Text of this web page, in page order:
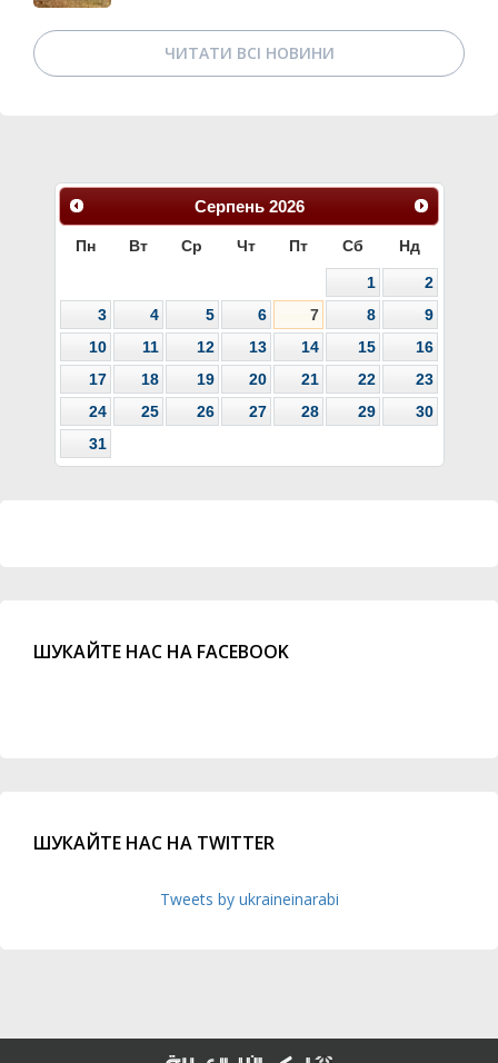
ЧИТАТИ ВСІ НОВИНИ
Серпень 2026
Пн Вт Ср Чт Пт Сб Нд
1
2
3
4 5 6 7 8
9
10
11 12 13 14 15
16
17
18 19 20 21 22
23
24
25 26 27 28 29
30
31
ШУКАЙТЕ НАС НА FACEBOOK
ШУКАЙТЕ НАС НА TWITTER
Tweets by ukraineinarabi